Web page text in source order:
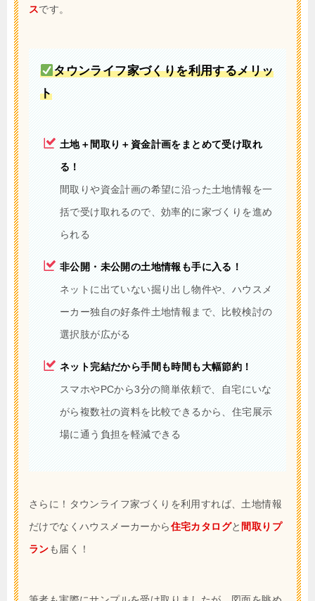
スです。
タウンライフ家づくりを利用するメリッ
ト
土地＋間取り＋資金計画をまとめて受け取れ
る！
間取りや資金計画の希望に沿った土地情報を一
括で受け取れるので、効率的に家づくりを進め
られる
非公開・未公開の土地情報も手に入る！
ネットに出ていない掘り出し物件や、ハウスメ
ーカー独自の好条件土地情報まで、比較検討の
選択肢が広がる
ネット完結だから手間も時間も大幅節約！
スマホやPCから3分の簡単依頼で、自宅にいな
がら複数社の資料を比較できるから、住宅展示
場に通う負担を軽減できる
さらに！タウンライフ家づくりを利用すれば、土地情報
だけでなくハウスメーカーから住宅カタログと 間取りプ
ランも届く！